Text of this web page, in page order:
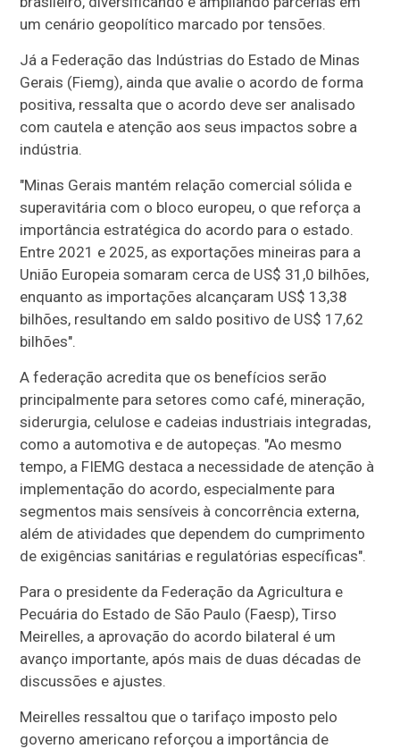
um cenário geopolítico marcado por tensões.
Já a Federação das Indústrias do Estado de Minas
Gerais (Fiemg), ainda que avalie o acordo de forma
positiva, ressalta que o acordo deve ser analisado
com cautela e atenção aos seus impactos sobre a
indústria.
"Minas Gerais mantém relação comercial sólida e
superavitária com o bloco europeu, o que reforça a
importância estratégica do acordo para o estado.
Entre 2021 e 2025, as exportações mineiras para a
União Europeia somaram cerca de US$ 31,0 bilhões,
enquanto as importações alcançaram US$ 13,38
bilhões, resultando em saldo positivo de US$ 17,62
bilhões".
A federação acredita que os benefícios serão
principalmente para setores como café, mineração,
siderurgia, celulose e cadeias industriais integradas,
como a automotiva e de autopeças. "Ao mesmo
tempo, a FIEMG destaca a necessidade de atenção à
implementação do acordo, especialmente para
segmentos mais sensíveis à concorrência externa,
além de atividades que dependem do cumprimento
de exigências sanitárias e regulatórias específicas".
Para o presidente da Federação da Agricultura e
Pecuária do Estado de São Paulo (Faesp), Tirso
Meirelles, a aprovação do acordo bilateral é um
avanço importante, após mais de duas décadas de
discussões e ajustes.
Meirelles ressaltou que o tarifaço imposto pelo
governo americano reforçou a importância de